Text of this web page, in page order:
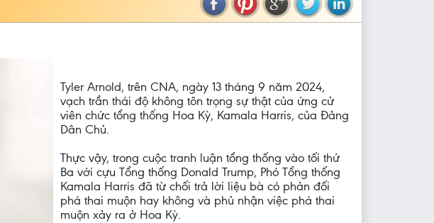
Tyler Arnold, trên CNA, ngày 13 tháng 9 năm 2024,
vạch trần thái độ không tôn trọng sự thật của ứng cử
viên chức tổng thống Hoa Kỳ, Kamala Harris, của Đảng
Dân Chủ.
Thực vậy, trong cuộc tranh luận tổng thống vào tối thứ
Ba với cựu Tổng thống Donald Trump, Phó Tổng thống
Kamala Harris đã từ chối trả lời liệu bà có phản đối
phá thai muộn hay không và phủ nhận việc phá thai
muộn xảy ra ở Hoa Kỳ.